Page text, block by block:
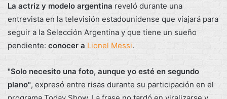
La actriz y modelo argentina reveló durante una
entrevista en la televisión estadounidense que viajará para
seguir a la Selección Argentina y que tiene un sueño
pendiente: conocer a Lionel Messi.
"Solo necesito una foto, aunque yo esté en segundo
plano", expresó entre risas durante su participación en el